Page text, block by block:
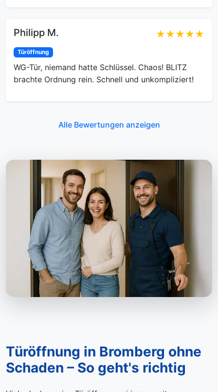
Philipp M. ★★★★★
Türöffnung
WG-Tür, niemand hatte Schlüssel. Chaos! BLITZ
brachte Ordnung rein. Schnell und unkompliziert!
Alle Bewertungen anzeigen
Türöffnung in Bromberg ohne
Schaden – So geht's richtig